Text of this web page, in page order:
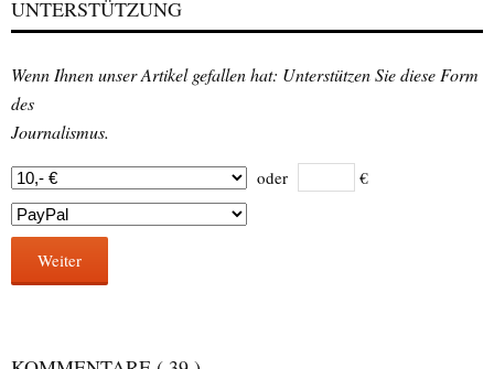
UNTERSTÜTZUNG
Wenn Ihnen unser Artikel gefallen hat: Unterstützen Sie diese Form
des
Journalismus.
oder €
Weiter